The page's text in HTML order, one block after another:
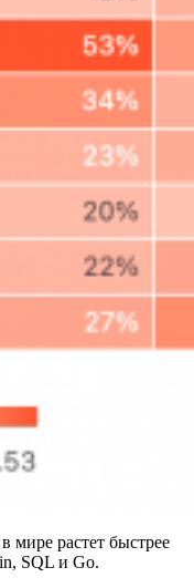
мире растет быстрее
SQL и Go.